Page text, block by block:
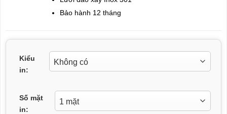
Bảo hành 12 tháng
Kiểu
in:
Số mặt
in: